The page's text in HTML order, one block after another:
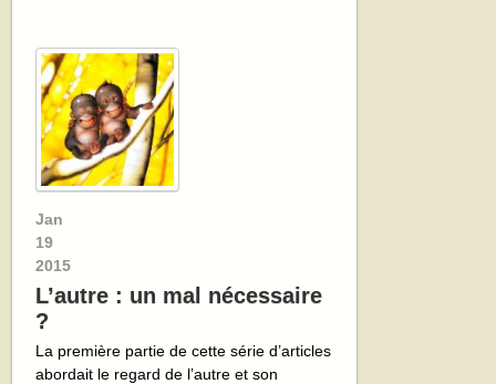
Jan
19
2015
L’autre : un mal nécessaire
?
La première partie de cette série d’articles
abordait le regard de l’autre et son